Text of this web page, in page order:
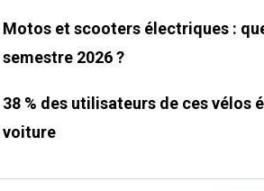
Motos et scooters électriques :
semestre 2026 ?
38 % des utilisateurs de ces vélos
voiture